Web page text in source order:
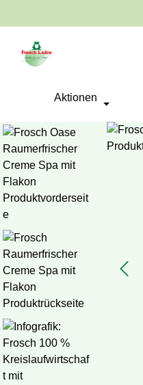
Aktionen
Bildergalerie überspringen